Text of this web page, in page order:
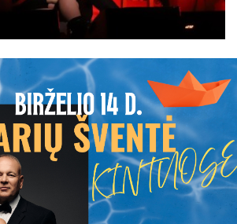
,,MAŽOSIOS LIETUVOS MOKYKLA-
,,KULTŪROS SKŪNĖ". Pavasario keramikos
,,KULTŪROS SKŪNĖ". Keramikos dirbtuvėse-
,,KULTŪROS SKŪNĖ". Apie projektą spaudoje
,,KULTŪROS SKŪNĖ". Keramikos dirbtuvių
,,KULTŪROS SKŪNĖ". Keramikos dirbtuvės
GENIUS LOCI. Išleistas bukletas ,,Vydūno